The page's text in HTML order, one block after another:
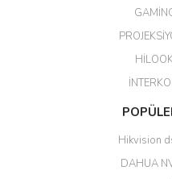
Her şey için teşekkür ederim çok
Erdal Cingöz | 07/02/2026
Başarılı. Bu vasıfta bir ürünü bu
kadar uygun fiyata bulabilmek
büyük şans. Güvenliticaret
(HIKVISION DS-3E0326P-E/M(B)
Hikvision
DAHUA